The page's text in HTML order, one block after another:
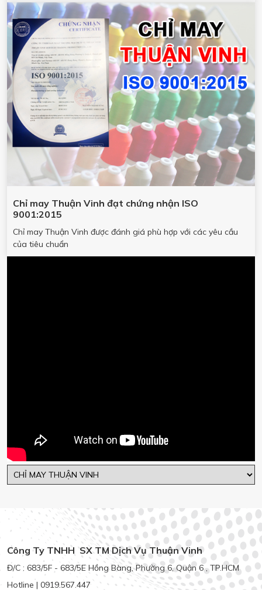
Chỉ may Thuận Vinh đạt chứng nhận ISO
9001:2015
Chỉ may Thuận Vinh được đánh giá phù hợp với các yêu cầu
của tiêu chuẩn
Công Ty TNHH SX TM Dịch Vụ Thuận Vinh
Đ/C : 683/5F - 683/5E Hồng Bàng, Phường 6, Quận 6 , TP.HCM
Hotline | 0919.567.447